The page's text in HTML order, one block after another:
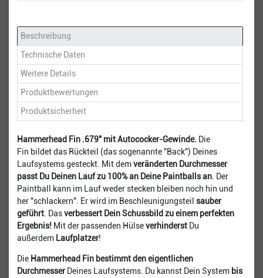
Beschreibung
Technische Daten
Weitere Details
Produktbewertungen
Produktsicherheit
Hammerhead Fin .679" mit Autococker-Gewinde. Die
Fin bildet das Rückteil (das sogenannte "Back") Deines
Laufsystems gesteckt. Mit demveränderten Durchmesser
passt Du Deinen Lauf zu 100% an Deine Paintballs an . Der
Paintball kann im Lauf weder stecken bleiben noch hin und
her "schlackern". Er wird im Beschleunigungsteil sauber
geführt . Dasverbessert Dein Schussbild zu einem perfekten
Ergebnis! Mit der passenden Hülseverhinderst Du
außerdem Laufplatzer!
Die Hammerhead Fin bestimmt den eigentlichen
DurchmesserDeines Laufsystems. Du kannst Dein System bis